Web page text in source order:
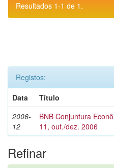
Resultados 1-1 de 1.
Registos:
Data
Título
2006-
12
BNB Conjuntura
11, out./dez. 2006
Refinar